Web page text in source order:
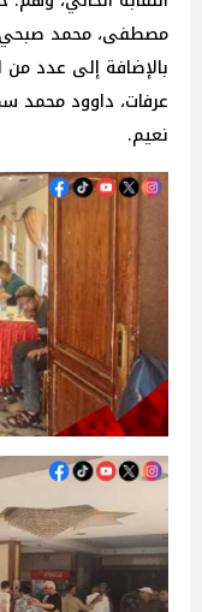
مصطفى، محمد صبحي،
بالإضافة إلى عدد
عرفات، داوود محمد
نعيم.